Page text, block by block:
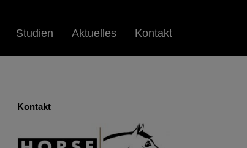
Studien Aktuelles Kontakt
Kontakt